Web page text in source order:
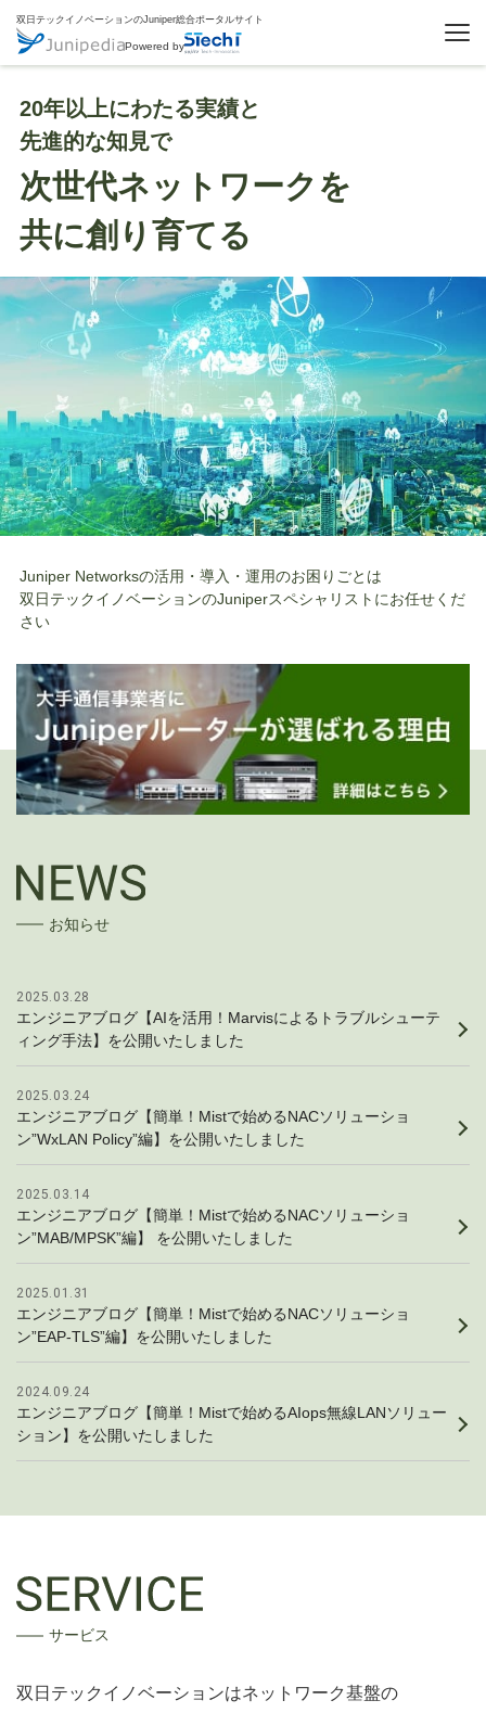
双日テックイノベーションのJuniper総合ポータルサイト
Powered by
20年以上にわたる実績と
先進的な知見で
次世代ネットワークを
共に創り育てる
Juniper Networksの活用・導入・運用のお困りごとは
双日テックイノベーションのJuniperスペシャリストにお任せくだ
さい
お知らせ
2025.03.28
エンジニアブログ【AIを活用！Marvisによるトラブルシューテ
ィング手法】を公開いたしました
2025.03.24
エンジニアブログ【簡単！Mistで始めるNACソリューショ
ン”WxLAN Policy”編】を公開いたしました
2025.03.14
エンジニアブログ【簡単！Mistで始めるNACソリューショ
ン”MAB/MPSK”編】 を公開いたしました
2025.01.31
エンジニアブログ【簡単！Mistで始めるNACソリューショ
ン”EAP-TLS”編】を公開いたしました
2024.09.24
エンジニアブログ【簡単！Mistで始めるAIops無線LANソリュー
ション】を公開いたしました
サービス
双日テックイノベーションはネットワーク基盤の